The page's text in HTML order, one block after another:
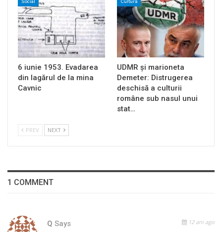
6 iunie 1953. Evadarea
din lagărul de la mina
Cavnic
UDMR și marioneta
Demeter: Distrugerea
deschisă a culturii
române sub nasul unui
stat…
PREV NEXT
1 COMMENT
Q Says 12 ani ago